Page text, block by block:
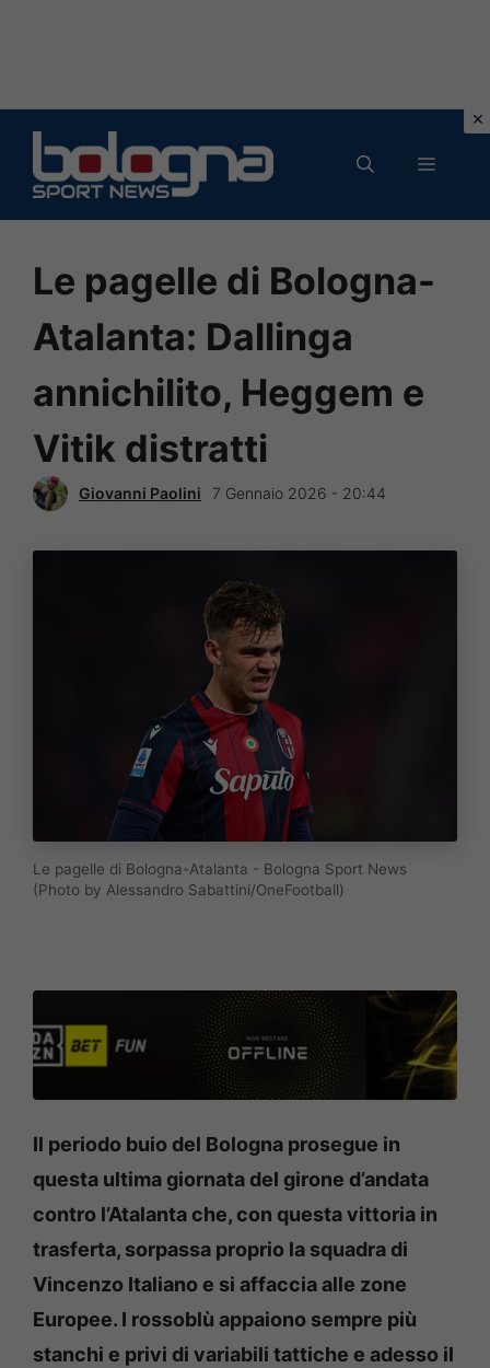
contenuto
MENU
Le pagelle di Bologna-
Atalanta: Dallinga
annichilito, Heggem e
Vitik distratti
Giovanni Paolini 7 Gennaio 2026 - 20:44
Le pagelle di Bologna-Atalanta - Bologna Sport News
(Photo by Alessandro Sabattini/OneFootball)
Il periodo buio del Bologna prosegue in
questa ultima giornata del girone d’andata
contro l’Atalanta che, con questa vittoria in
trasferta, sorpassa proprio la squadra di
Vincenzo Italiano e si affaccia alle zone
Europee. I rossoblù appaiono sempre più
stanchi e privi di variabili tattiche e adesso il